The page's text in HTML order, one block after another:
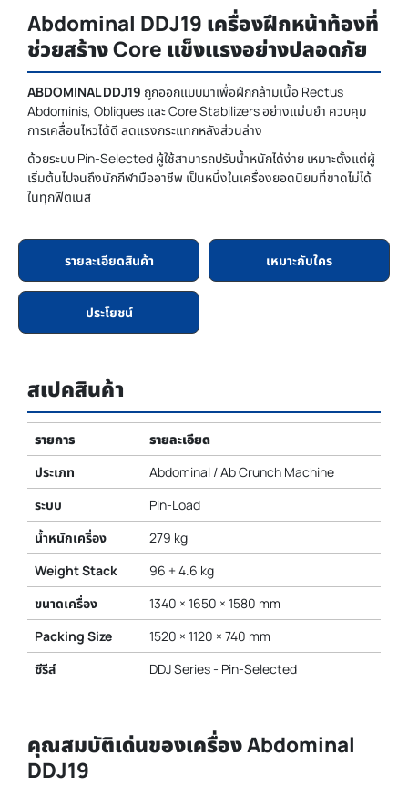
Abdominal DDJ19 เครื่องฝึกหน้าท้องที่
ช่วยสร้าง Core แข็งแรงอย่างปลอดภัย
ABDOMINAL DDJ19 ถูกออกแบบมาเพื่อฝึกกล้ามเนื้อ Rectus
Abdominis, Obliques และ Core Stabilizers อย่างแม่นยำ ควบคุม
การเคลื่อนไหวได้ดี ลดแรงกระแทกหลังส่วนล่าง
ด้วยระบบ Pin-Selected ผู้ใช้สามารถปรับน้ำหนักได้ง่าย เหมาะตั้งแต่ผู้
เริ่มต้นไปจนถึงนักกีฬามืออาชีพ เป็นหนึ่งในเครื่องยอดนิยมที่ขาดไม่ได้
ในทุกฟิตเนส
รายละเอียดสินค้า เหมาะกับใคร
ประโยชน์
สเปคสินค้า
รายการ
รายละเอียด
ประเภท
Abdominal / Ab Crunch Machine
ระบบ
Pin-Load
น้ำหนักเครื่อง
279 kg
Weight Stack
96 + 4.6 kg
ขนาดเครื่อง
1340 × 1650 × 1580 mm
Packing Size
1520 × 1120 × 740 mm
ซีรีส์
DDJ Series - Pin-Selected
คุณสมบัติเด่นของเครื่อง Abdominal
DDJ19